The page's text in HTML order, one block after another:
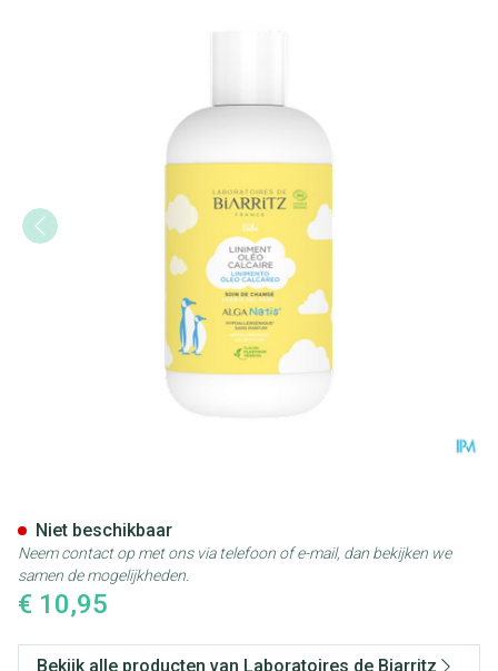
€ 10,95
Niet beschikbaar
Neem contact op met ons via telefoon of e-mail, dan bekijken we
samen de mogelijkheden.
Bekijk alle producten van Laboratoires de Biarritz